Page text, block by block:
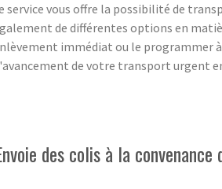
service vous offre la possibilité de
de différentes options en
immédiat ou le programmer
de votre transport urgent
des colis à la convenance